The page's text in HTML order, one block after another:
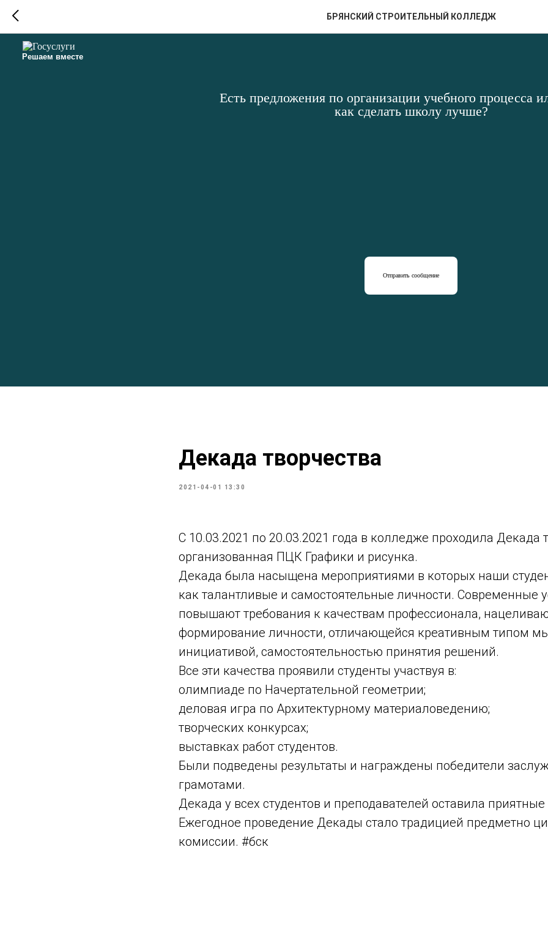
Решаем вместе
Есть предложения по организации учебного процесса
как сделать школу лучше?
Отправить сообщение
БРЯНСКИЙ СТРОИТЕЛЬНЫЙ КОЛЛЕДЖ
Декада творчества
2021-04-01 13:30
С 10.03.2021 по 20.03.2021 года в колледже проходила Декада
организованная ПЦК Графики и рисунка.
Декада была насыщена мероприятиями в которых наши
как талантливые и самостоятельные личности. Современные
повышают требования к качествам профессионала,
формирование личности, отличающейся креативным типом
инициативой, самостоятельностью принятия решений.
Все эти качества проявили студенты участвуя в:
олимпиаде по Начертательной геометрии;
деловая игра по Архитектурному материаловедению;
творческих конкурсах;
выставках работ студентов.
Были подведены результаты и награждены победители
грамотами.
Декада у всех студентов и преподавателей оставила
Ежегодное проведение Декады стало традицией предметно
комиссии. #бск